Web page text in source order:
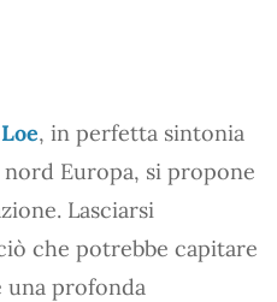
, in perfetta sintonia
Europa, si propone
Lasciarsi
che potrebbe capitare
una profonda